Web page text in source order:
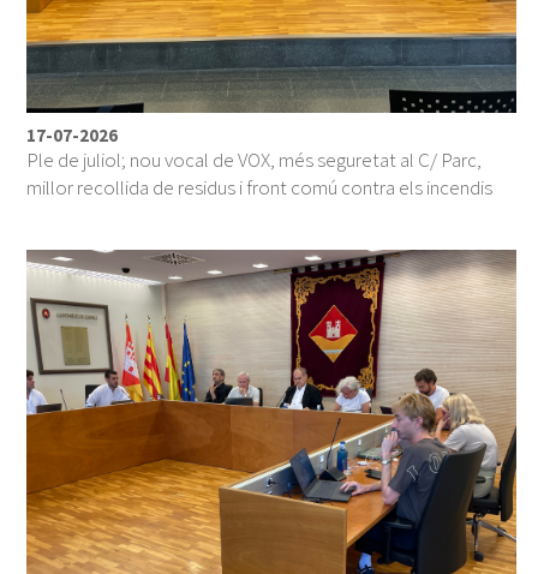
17-07-2026
Ple de juliol; nou vocal de VOX, més seguretat al C/ Parc,
millor recollida de residus i front comú contra els incendis